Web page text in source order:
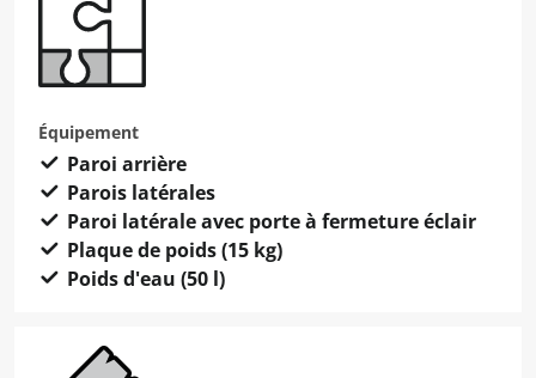
Équipement
Paroi arrière
Parois latérales
Paroi latérale avec porte à fermeture éclair
Plaque de poids (15 kg)
Poids d'eau (50 l)